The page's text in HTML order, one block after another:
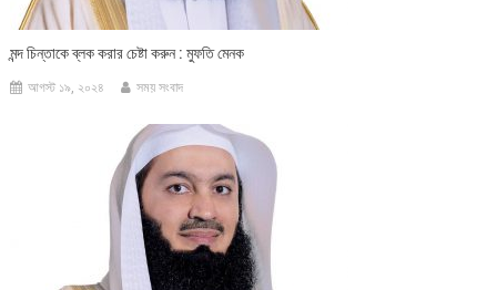
মন্দ চিন্তাকে ব্লক করার চেষ্টা করুন : মুফতি মেনক
আগস্ট ১৯, ২০২৪ সময় সংবাদ